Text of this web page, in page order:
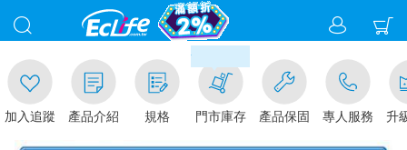
加入追蹤 產品介紹 規格
滿千元門市取貨現折1%(部分
門市庫存 產品保固 專人服務 升